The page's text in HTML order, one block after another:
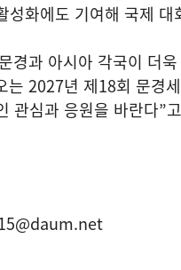
성화에도 기여해 국제
문경과 아시아 각국이 더
는 2027년 제18회 문경
관심과 응원을 바란다”